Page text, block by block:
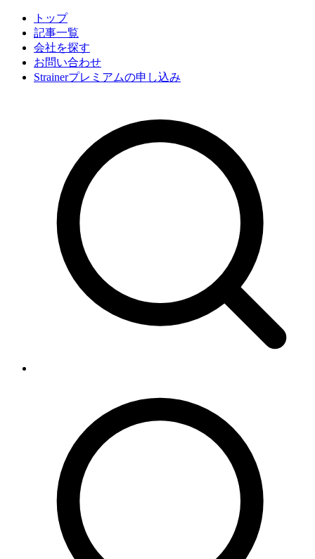
トップ
記事一覧
会社を探す
お問い合わせ
Strainerプレミアムの申し込み